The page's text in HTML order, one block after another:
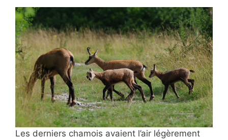
Les derniers chamois avaient l’air légèrement